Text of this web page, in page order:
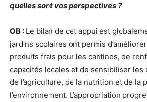
quelles sont vos perspectives ?
OB : Le bilan de cet appui est
jardins scolaires ont permis
produits frais pour les cantines, de
capacités locales et de sensibiliser les
de l’agriculture, de la nutrition et de la
l’environnement. L’appropriation